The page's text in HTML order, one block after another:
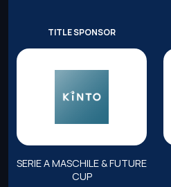
TITLE SPONSOR
SERIE A MASCHILE & FUTURE
CUP